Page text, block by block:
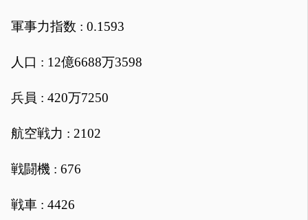
軍事力指数 : 0.1593
人口 : 12億6688万3598
兵員 : 420万7250
航空戦力 : 2102
戦闘機 : 676
戦車 : 4426